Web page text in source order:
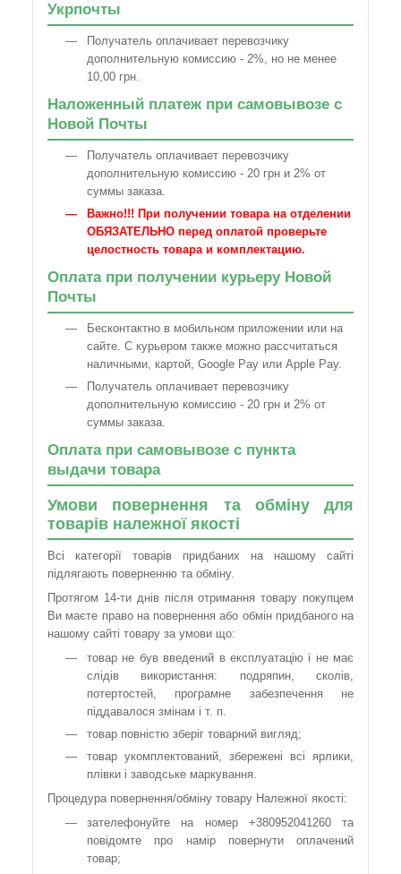
Укрпочты
Получатель оплачивает перевозчику
дополнительную комиссию - 2%, но не менее
10,00 грн.
Наложенный платеж при самовывозе с
Новой Почты
Получатель оплачивает перевозчику
дополнительную комиссию - 20 грн и 2% от
суммы заказа.
Важно!!! При получении товара на отделении
ОБЯЗАТЕЛЬНО перед оплатой проверьте
целостность товара и комплектацию.
Оплата при получении курьеру Новой
Почты
Бесконтактно в мобильном приложении или на
сайте. С курьером также можно рассчитаться
наличными, картой, Google Pay или Apple Pay.
Получатель оплачивает перевозчику
дополнительную комиссию - 20 грн и 2% от
суммы заказа.
Оплата при самовывозе с пункта
выдачи товара
Умови повернення та обміну для
товарів належної якості
Всі категорії товарів придбаних на нашому сайті
підлягають поверненню та обміну.
Протягом 14-ти днів після отримання товару покупцем
Ви маєте право на повернення або обмін придбаного на
нашому сайті товару за умови що:
товар не був введений в експлуатацію і не має
слідів використання: подряпин, сколів,
потертостей, програмне забезпечення не
піддавалося змінам і т. п.
товар повністю зберіг товарний вигляд;
товар укомплектований, збережені всі ярлики,
плівки і заводське маркування.
Процедура повернення/обміну товару Належної якості:
зателефонуйте на номер +380952041260 та
повідомте про намір повернути оплачений
товар;